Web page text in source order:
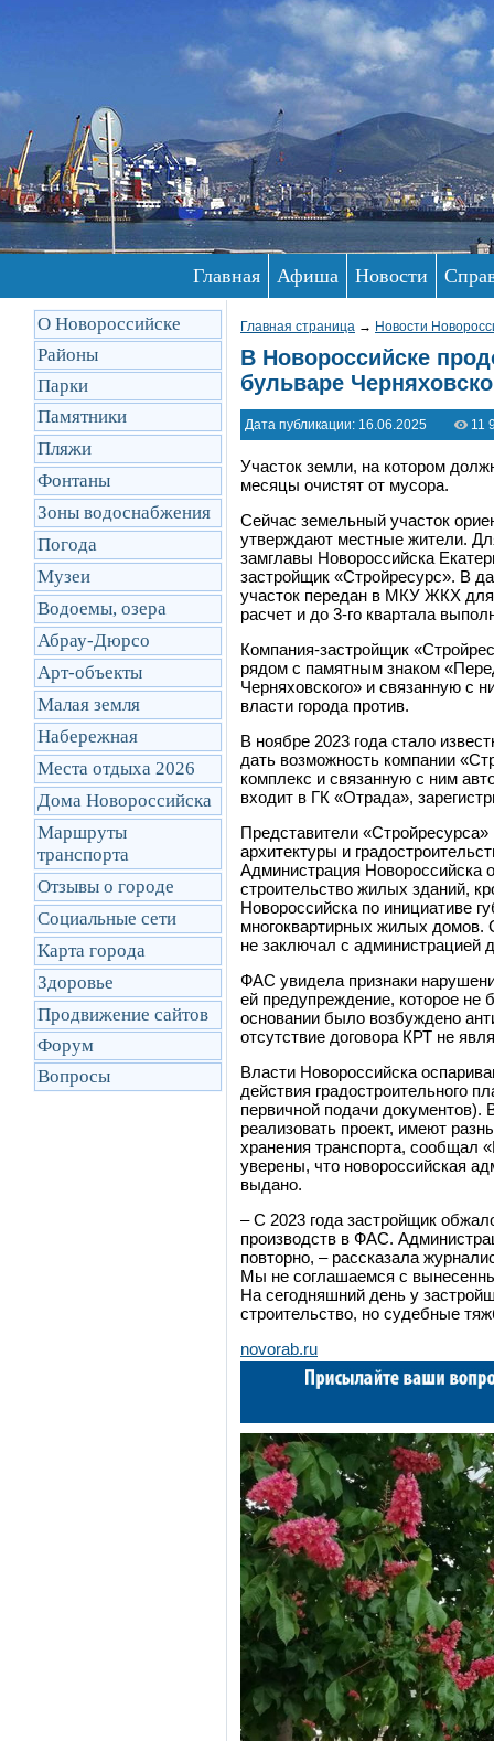
Главная Афиша Новости
О Новороссийске
Районы
Парки
Памятники
Пляжи
Фонтаны
Зоны водоснабжения
Погода
Музеи
Водоемы, озера
Абрау-Дюрсо
Арт-объекты
Малая земля
Набережная
Места отдыха 2026
Дома Новороссийска
Маршруты
транcпорта
Отзывы о городе
Социальные сети
Карта города
Здоровье
Продвижение сайтов
Форум
Вопросы
Главная страница → Новости
В Новороссийске
бульваре
Дата публикации: 16.06.2025 11
Участок земли, на котором
месяцы очистят от мусора.
Сейчас земельный участок
утверждают местные жители.
замглавы Новороссийска
застройщик «Стройресурс». В
участок передан в МКУ ЖКХ для
расчет и до 3-го квартала
Компания-застройщик
рядом с памятным знаком
Черняховского» и связанную с
власти города против.
В ноябре 2023 года стало
дать возможность компании
комплекс и связанную с ним
входит в ГК «Отрада»,
Представители
архитектуры и
Администрация Новороссийска
строительство жилых зданий,
Новороссийска по инициативе
многоквартирных жилых домов.
не заключал с администрацией
ФАС увидела признаки
ей предупреждение, которое
основании было возбуждено
отсутствие договора КРТ не
Власти Новороссийска
действия градостроительного
первичной подачи документов).
реализовать проект, имеют
хранения транспорта, сообщал
уверены, что новороссийская
выдано.
–С 2023 года застройщик
производств в ФАС.
повторно, –рассказала
Мы не соглашаемся с
На сегодняшний день у
строительство, но судебные
novorab.ru